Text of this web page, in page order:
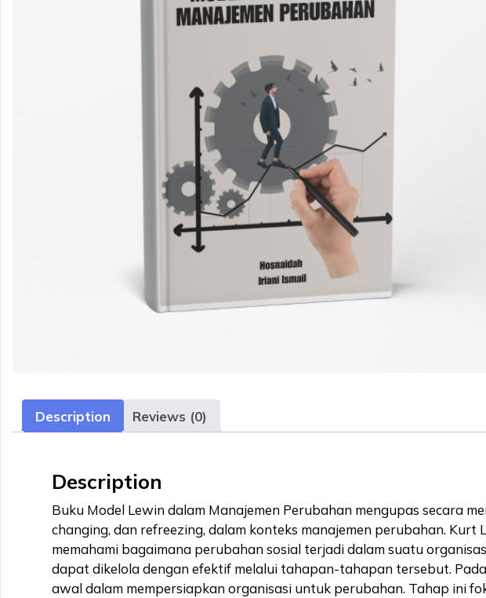
Description Reviews (0)
Description
Buku Model Lewin dalam Manajemen Perubahan mengupas secara
changing, dan refreezing, dalam konteks manajemen perubahan.
memahami bagaimana perubahan sosial terjadi dalam suatu
dapat dikelola dengan efektif melalui tahapan-tahapan tersebut.
awal dalam mempersiapkan organisasi untuk perubahan. Tahap ini